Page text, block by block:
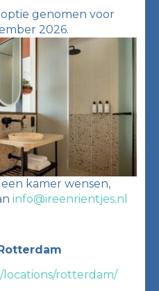
genomen voor
2026.
kamer wensen,
info@ireenrientjes.nl
rotterdam/